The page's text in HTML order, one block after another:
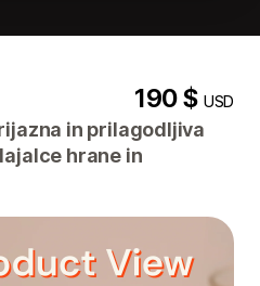
190 $USD
in prilagodljiva
hrane in